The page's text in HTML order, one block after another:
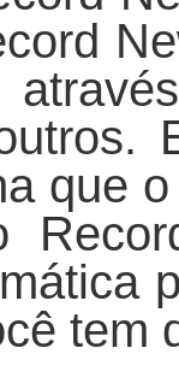
que
tem